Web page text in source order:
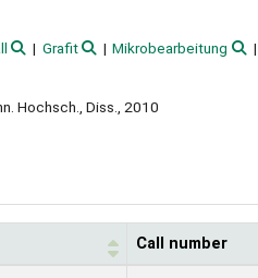
Grafit Mikrobearbeitung
Hochsch., Diss., 2010
Call number